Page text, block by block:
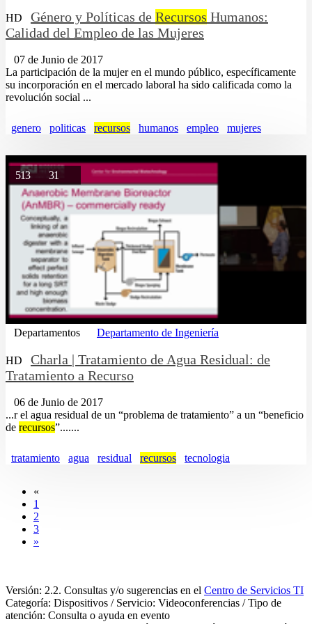
HD Género y Políticas de Recursos Humanos:
Calidad del Empleo de las Mujeres
07 de Junio de 2017
La participación de la mujer en el mundo público, específicamente
su incorporación en el mercado laboral ha sido calificada como la
revolución social ...
genero politicas recursos humanos empleo mujeres
51331
Departamentos Departamento de Ingeniería
HD
Charla | Tratamiento de Agua Residual: de
Tratamiento a Recurso
06 de Junio de 2017
...r el agua residual de un “problema de tratamiento” a un “beneficio
de recursos”.......
tratamiento agua residual recursos tecnologia
«
1
2
3
»
Versión: 2.2. Consultas y/o sugerencias en el Centro de Servicios TI
Categoría: Dispositivos / Servicio: Videoconferencias / Tipo de
atención: Consulta o ayuda en evento